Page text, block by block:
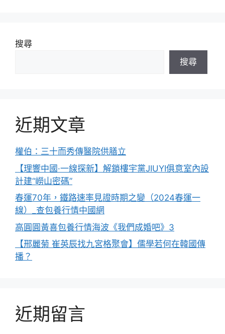
搜尋
搜尋
近期文章
權伯：三十而秀傳醫院供膳立
【理響中國·一線探新】解鎖樓宇黨JIUYI俱意室內設
計建“嶗山密碼”
春運70年，鐵路速率見證時期之變（2024春運一
線）_查包養行情中國網
高圓圓黃喜包養行情海波《我們成婚吧》3
【邢麗菊 崔英辰找九宮格聚會】儒學若何在韓國傳
播？
近期留言